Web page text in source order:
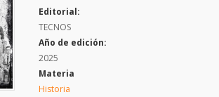
Editorial:
TECNOS
Año de edición:
2025
Materia
Historia